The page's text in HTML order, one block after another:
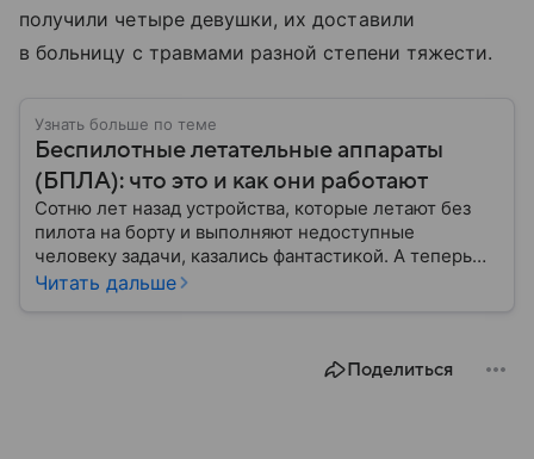
получили четыре девушки, их доставили
в больницу с травмами разной степени тяжести.
Узнать больше по теме
Беспилотные летательные аппараты
(БПЛА): что это и как они работают
Сотню лет назад устройства, которые летают без
пилота на борту и выполняют недоступные
человеку задачи, казались фантастикой. А теперь
они стали реальностью: собрали главное о
Читать дальше
Поделиться